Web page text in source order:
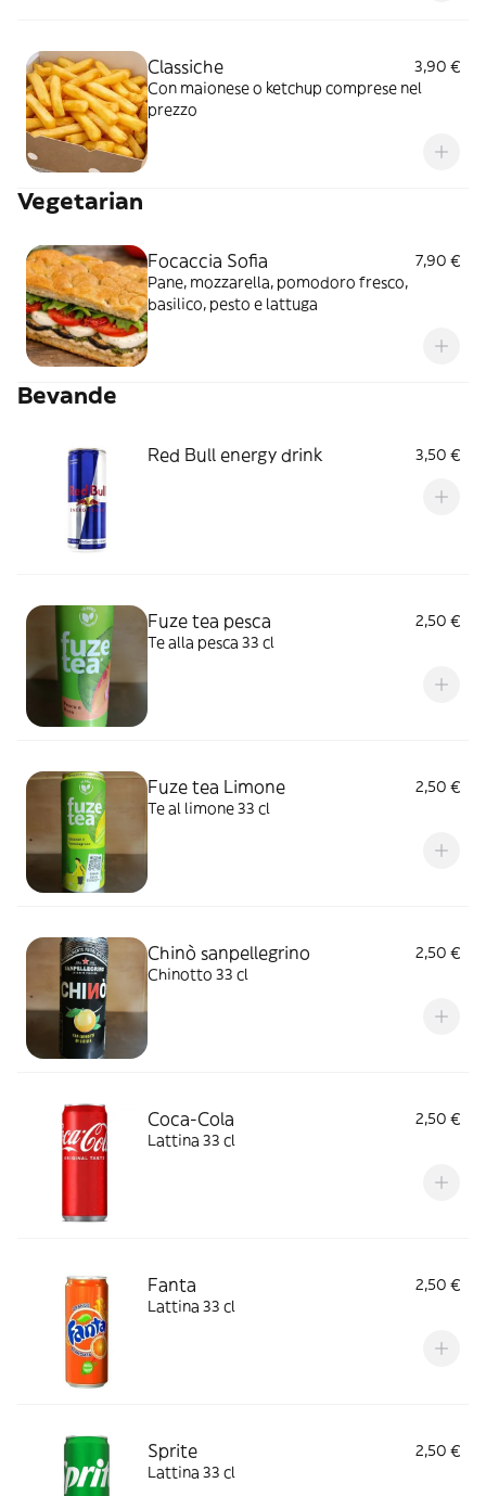
Classiche
3,90 €
Con maionese o ketchup comprese nel
prezzo
Vegetarian
Focaccia Sofia
7,90 €
Pane, mozzarella, pomodoro fresco,
basilico, pesto e lattuga
Bevande
Red Bull energy drink 3,50 €
Fuze tea pesca
2,50 €
Te alla pesca 33 cl
Fuze tea Limone
2,50 €
Te al limone 33 cl
Chinò sanpellegrino
2,50 €
Chinotto 33 cl
Coca-Cola
2,50 €
Lattina 33 cl
Fanta
2,50 €
Lattina 33 cl
Sprite
2,50 €
Lattina 33 cl